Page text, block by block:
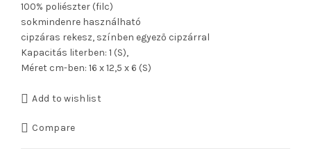
100% poliészter (filc)
sokmindenre használható
cipzáras rekesz, színben egyező cipzárral
Kapacitás literben: 1 (S),
Méret cm-ben: 16 x 12,5 x 6 (S)
Add to wishlist
Compare